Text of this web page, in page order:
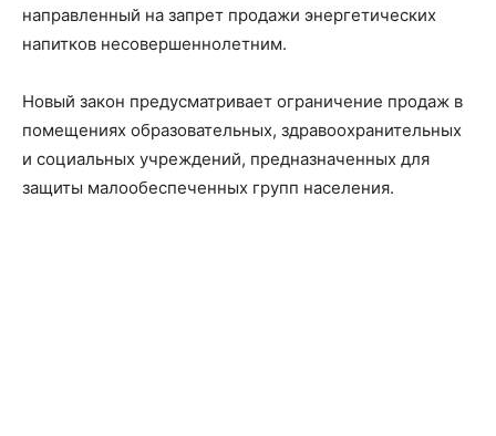
направленный на запрет продажи энергетических
напитков несовершеннолетним.
Новый закон предусматривает ограничение продаж в
помещениях образовательных, здравоохранительных
и социальных учреждений, предназначенных для
защиты малообеспеченных групп населения.